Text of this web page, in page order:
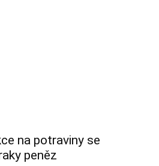
na potraviny se
peněz